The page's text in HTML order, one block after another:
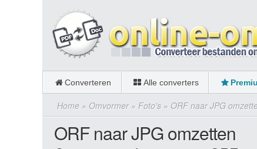
Converteren Alle converters
Home » Omvormer» Foto's » ORF naar JPG
ORF naar JPG omzetten